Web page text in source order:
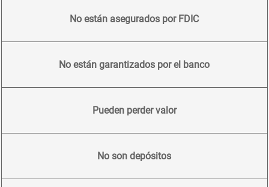
No están asegurados por FDIC
No están garantizados por el banco
Pueden perder valor
No son depósitos